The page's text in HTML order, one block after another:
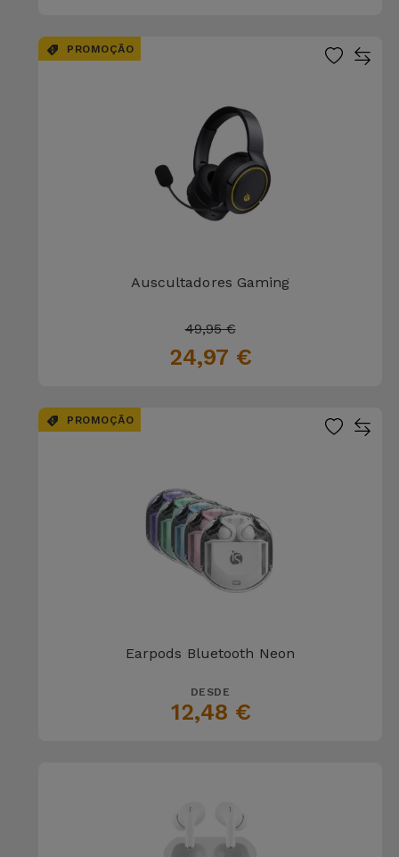
PROMOÇÃO
Auscultadores Gaming
49,95 €
24,97 €
PROMOÇÃO
Earpods Bluetooth Neon
DESDE
12,48 €